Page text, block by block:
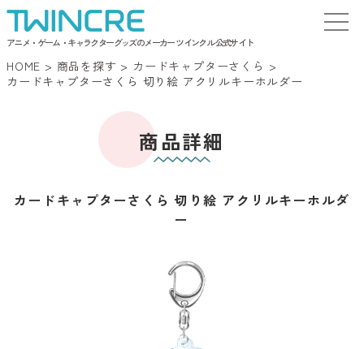
アニメ・ゲーム・キャラクターグッズのメーカー ツインクル 公式サイト
HOME > 商品を探す > カードキャプターさくら >
カードキャプターさくら 切り絵 アクリルキーホルダー
商品詳細
カードキャプターさくら 切り絵 アクリルキーホルダ
ー